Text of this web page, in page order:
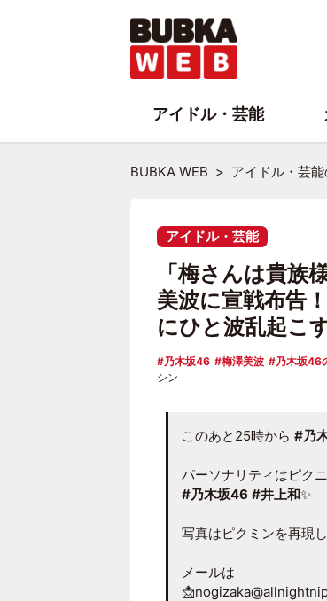
BUBKA WEB アイドル・芸
アイドル・芸能
「梅さんは貴族
美波に宣戦布告
にひと波乱起こ
乃木坂46 梅澤美波 乃木坂46
シン
このあと25時から #乃
パーソナリティはピク
#乃木坂46 #井上和✨
写真はピクミンを再現
メールは
アイドル・芸能